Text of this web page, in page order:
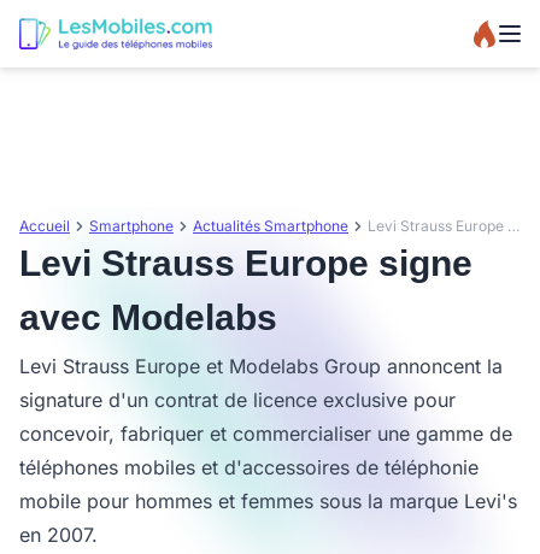
Accueil Smartphone Actualités Smartphone Levi Strauss Europe signe avec Modelabs
Levi Strauss Europe signe
avec Modelabs
Levi Strauss Europe et Modelabs Group annoncent la
signature d'un contrat de licence exclusive pour
concevoir, fabriquer et commercialiser une gamme de
téléphones mobiles et d'accessoires de téléphonie
mobile pour hommes et femmes sous la marque Levi's
en 2007.